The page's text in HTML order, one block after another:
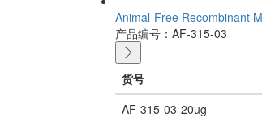
Animal-Free Recombinant
产品编号：AF-315-03
货号
AF-315-03-20ug